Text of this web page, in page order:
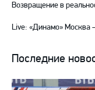
Возвращение в
Live: «Динамо»
Последние